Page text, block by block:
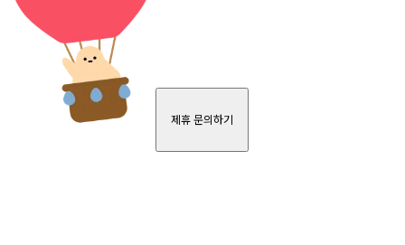
제휴 문의하기